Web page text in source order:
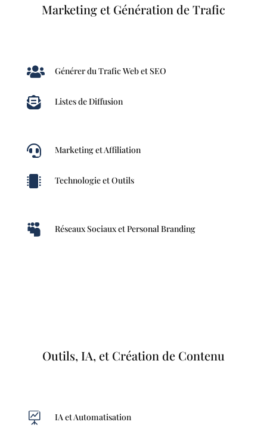
Marketing et Génération de Trafic
 Générer du Trafic Web et SEO
 Listes de Diffusion
 Marketing et Affiliation
 Technologie et Outils
 Réseaux Sociaux et Personal Branding
Outils, IA, et Création de Contenu
 IA et Automatisation